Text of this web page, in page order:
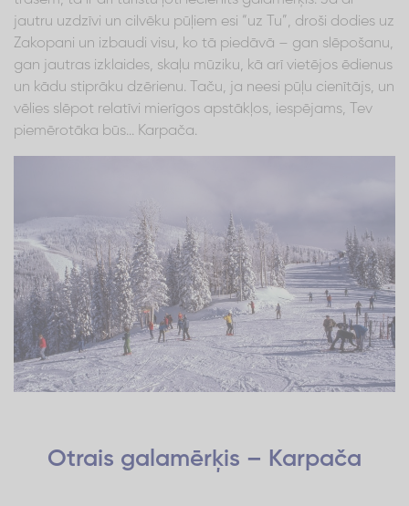
jautru uzdzīvi un cilvēku pūļiem esi “uz Tu”, droši dodies uz
Zakopani un izbaudi visu, ko tā piedāvā – gan slēpošanu,
gan jautras izklaides, skaļu mūziku, kā arī vietējos ēdienus
un kādu stiprāku dzērienu. Taču, ja neesi pūļu cienītājs, un
vēlies slēpot relatīvi mierīgos apstākļos, iespējams, Tev
piemērotāka būs... Karpača.
Otrais galamērķis – Karpača